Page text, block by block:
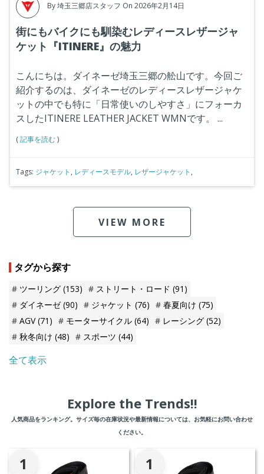
By埼玉三郷店スタッフ On 2026年2月14日
街にもバイクにも馴染むレディースレザージャ
ケット『ITINERE』の魅力
こんにちは。ダイネーゼ埼玉三郷の舩山です。今回ご
紹介するのは、ダイネーゼのレディースレザージャケ
ットの中でも特に「日常使いのしやすさ」にフォーカ
スしたITINERE LEATHER JACKET WMNです。
...
(記事を読む)
Tags: ジャケット , レディースモデル, レザージャケット ,
VIEW MORE
タグから探す
ツーリング (153) ストリート・ロード (91)
ダイネーゼ(90) ジャケット (76) 春夏向け (75)
AGV(71) モーターサイクル (64) レーシング (52)
秋冬向け (48) スポーツ (44)
全て表示
Explore the Trends!!
人気商品をランキング。サイズ毎の在庫状況や最新情報については、お気軽にお問い合わせ
ください。
1 1